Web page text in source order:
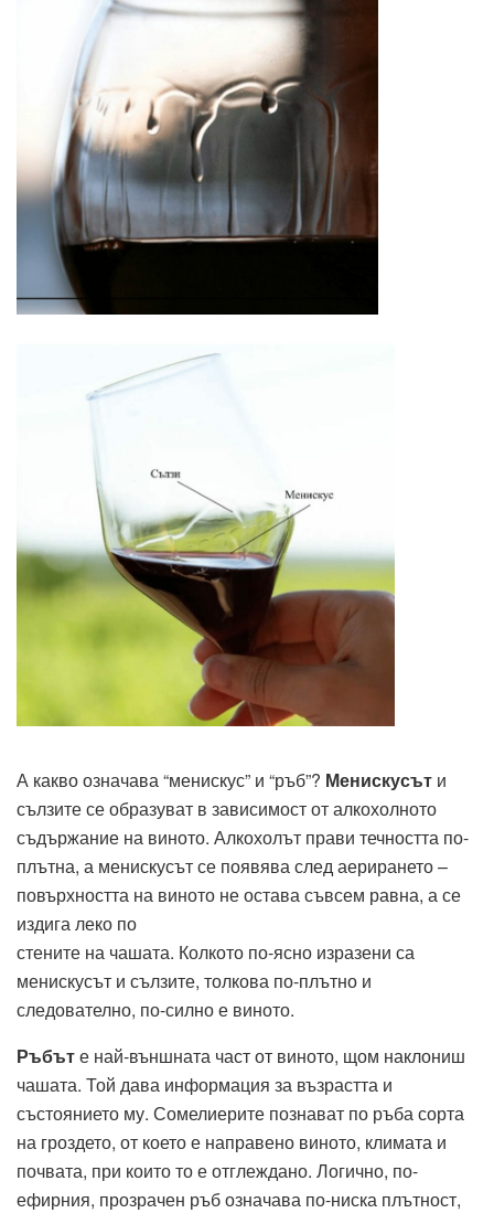
А какво означава “менискус” и “ръб”? Менискусът и
сълзите се образуват в зависимост от алкохолното
съдържание на виното. Алкохолът прави течността по-
плътна, а менискусът се появява след аерирането –
повърхността на виното не остава съвсем равна, а се
издига леко по
стените на чашата. Колкото по-ясно изразени са
менискусът и сълзите, толкова по-плътно и
следователно, по-силно е виното.
Ръбъте най-външната част от виното, щом наклониш
чашата. Той дава информация за възрастта и
състоянието му. Сомелиерите познават по ръба сорта
на гроздето, от което е направено виното, климата и
почвата, при които то е отглеждано. Логично, по-
ефирния, прозрачен ръб означава по-ниска плътност,